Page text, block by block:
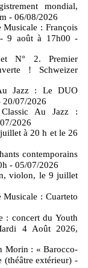
mondial,
- 06/08/2026
Musicale : François
9 août à 17h00 -
N° 2. Premier
! Schweizer
Jazz : Le DUO
20/07/2026
Au Jazz :
2026
à 20 h et le 26
contemporains
- 05/07/2026
violon, le 9 juillet
: Cuarteto
: concert du Youth
4 Août 2026,
Morin : « Barocco-
extérieur) -